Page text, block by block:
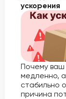
ускорения
Почему ваш
медленно,
стабильно
причина